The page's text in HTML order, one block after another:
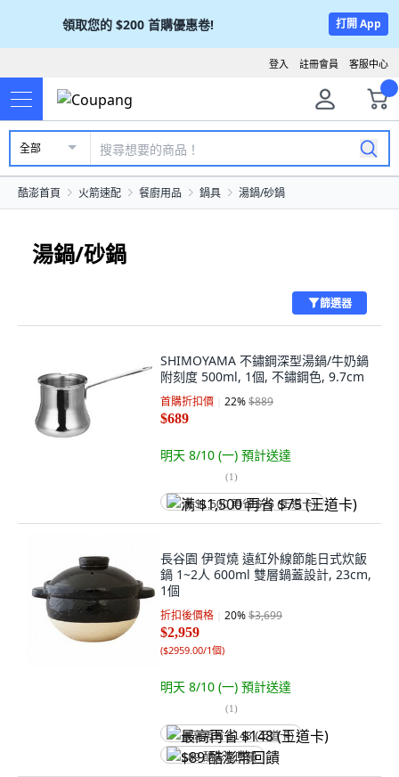
領取您的 $200 首購優惠卷! 打開 App
客服中心
註冊會員
登入
全部
酷澎首頁 火箭速配 餐廚用品 鍋具 湯鍋/砂鍋
湯鍋/砂鍋
篩選器
SHIMOYAMA 不鏽鋼深型湯鍋/牛奶鍋
附刻度 500ml, 1個, 不鏽鋼色, 9.7cm
首購折扣價 22%$889
$689
明天 8/10 (一) 預計送達
(1)
满 $1,500 再省 $75 (王道卡)
長谷園 伊賀燒 遠紅外線節能日式炊飯
鍋 1~2人 600ml 雙層鍋蓋設計, 23cm,
1個
折扣後價格 20%$3,699
$2,959
($2959.00/1個)
明天 8/10 (一) 預計送達
(1)
最高再省 $148 (王道卡)
$89 酷澎幣回饋